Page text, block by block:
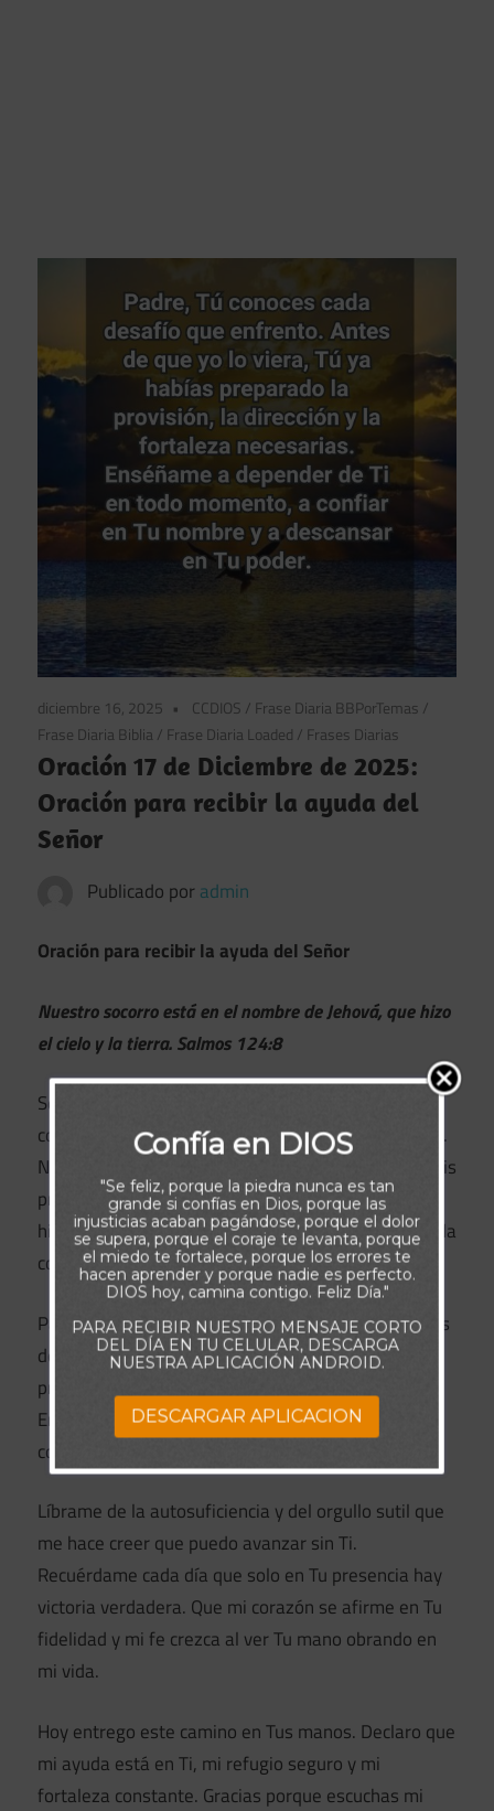
diciembre 16, 2025 CCDIOS / Frase Diaria BBPorTemas /
Frase Diaria Biblia / Frase Diaria Loaded / Frases Diarias
Oración 17 de Diciembre de 2025:
Oración para recibir la ayuda del
Señor
Publicado por admin
Oración para recibir la ayuda del Señor
Nuestro socorro está en el nombre de Jehová, que hizo
el cielo y la tierra.Salmos 124:8
Señor amado, hoy levanto mi mirada y reconozco
con humildad que mi ayuda viene únicamente de Ti.
No busco socorro en mis fuerzas, ni descanso en mis
propias capacidades, porque Tú eres el Dios que
hizo los cielos y la tierra, y también formaste mi vida
con propósito eterno.
Padre, Tú conoces cada desafío que enfrento. Antes
de que yo lo viera, Tú ya habías preparado la
provisión, la dirección y la fortaleza necesarias.
Enséñame a depender de Ti en todo momento, a
confiar en Tu nombre y a descansar en Tu poder.
Líbrame de la autosuficiencia y del orgullo sutil que
me hace creer que puedo avanzar sin Ti.
Recuérdame cada día que solo en Tu presencia hay
victoria verdadera. Que mi corazón se afirme en Tu
fidelidad y mi fe crezca al ver Tu mano obrando en
mi vida.
Hoy entrego este camino en Tus manos. Declaro que
mi ayuda está en Ti, mi refugio seguro y mi
fortaleza constante. Gracias porque escuchas mi
Confía en DIOS
"Se feliz, porque la piedra nunca es tan
grande si confías en Dios, porque las
injusticias acaban pagándose, porque el dolor
se supera, porque el coraje te levanta, porque
el miedo te fortalece, porque los errores te
hacen aprender y porque nadie es perfecto.
DIOS hoy, camina contigo. Feliz Día."
PARA RECIBIR NUESTRO MENSAJE CORTO
DEL DÍA EN TU CELULAR, DESCARGA
NUESTRA APLICACIÓN ANDROID.
DESCARGAR APLICACION